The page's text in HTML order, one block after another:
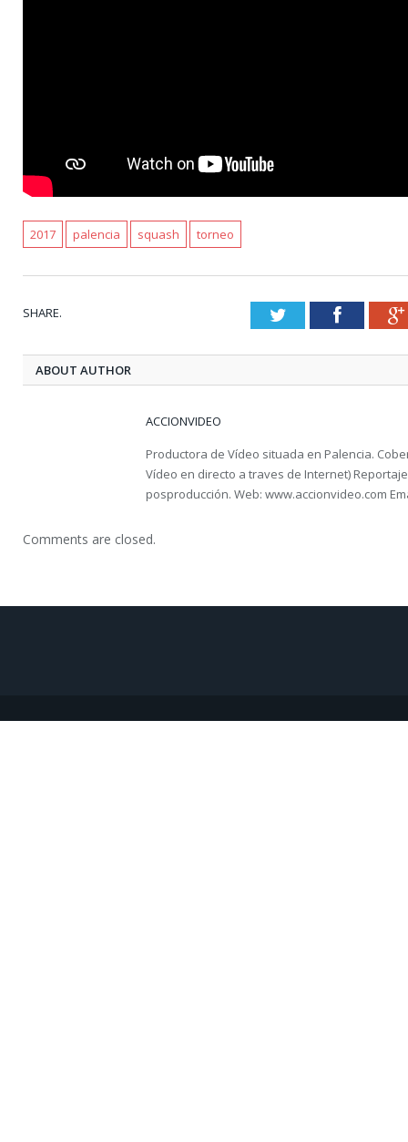
2017 palencia squash torneo
SHARE. Twitter
ABOUT AUTHOR
ACCIONVIDEO
Productora de Vídeo situada en Palencia.
Vídeo en directo a traves de Internet)
posproducción. Web: www.accionvideo.com
Comments are closed.